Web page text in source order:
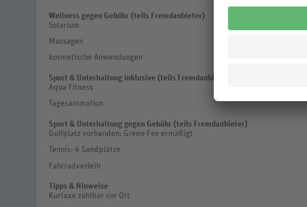
Wellness gegen Gebühr (teils Fremdanbieter)
Solarium
Massagen
kosmetische Anwendungen
Sport & Unterhaltung inklusive (teils Fremdanbieter)
Aqua Fitness
Tagesanimation
Sport & Unterhaltung gegen Gebühr (teils Fremdanbieter)
Golfplatz vorhanden: Green-Fee ermäßigt
Tennis: 4 Sandplätze
Fahrradverleih
Tipps & Hinweise
Kurtaxe zahlbar vor Ort